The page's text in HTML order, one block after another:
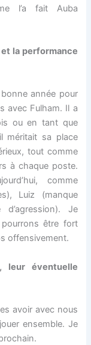
l’a fait Auba
la performance
année pour
avec Fulham. Il a
ou en tant que
méritait sa place
tout comme
à chaque poste.
comme
Luiz (manque
d’agression). Je
pourrons être fort
offensivement.
leur éventuelle
avoir avec nous
ensemble. Je